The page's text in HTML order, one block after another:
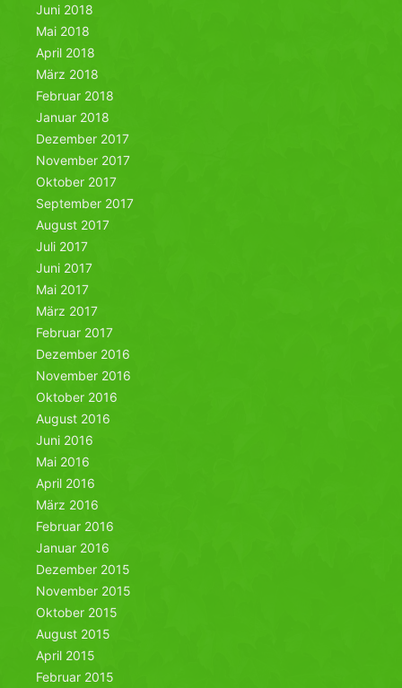
Juni 2018
Mai 2018
April 2018
März 2018
Februar 2018
Januar 2018
Dezember 2017
November 2017
Oktober 2017
September 2017
August 2017
Juli 2017
Juni 2017
Mai 2017
März 2017
Februar 2017
Dezember 2016
November 2016
Oktober 2016
August 2016
Juni 2016
Mai 2016
April 2016
März 2016
Februar 2016
Januar 2016
Dezember 2015
November 2015
Oktober 2015
August 2015
April 2015
Februar 2015